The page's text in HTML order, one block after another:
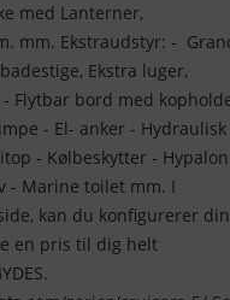
med Lanterner,
mm. Ekstraudstyr: -
Ekstra luger,
Flytbar bord med
- El- anker - Hydraulisk
- Kølbeskytter - Hypalon
- Marine toilet mm. I
kan du konfigurerer din
en pris til dig helt